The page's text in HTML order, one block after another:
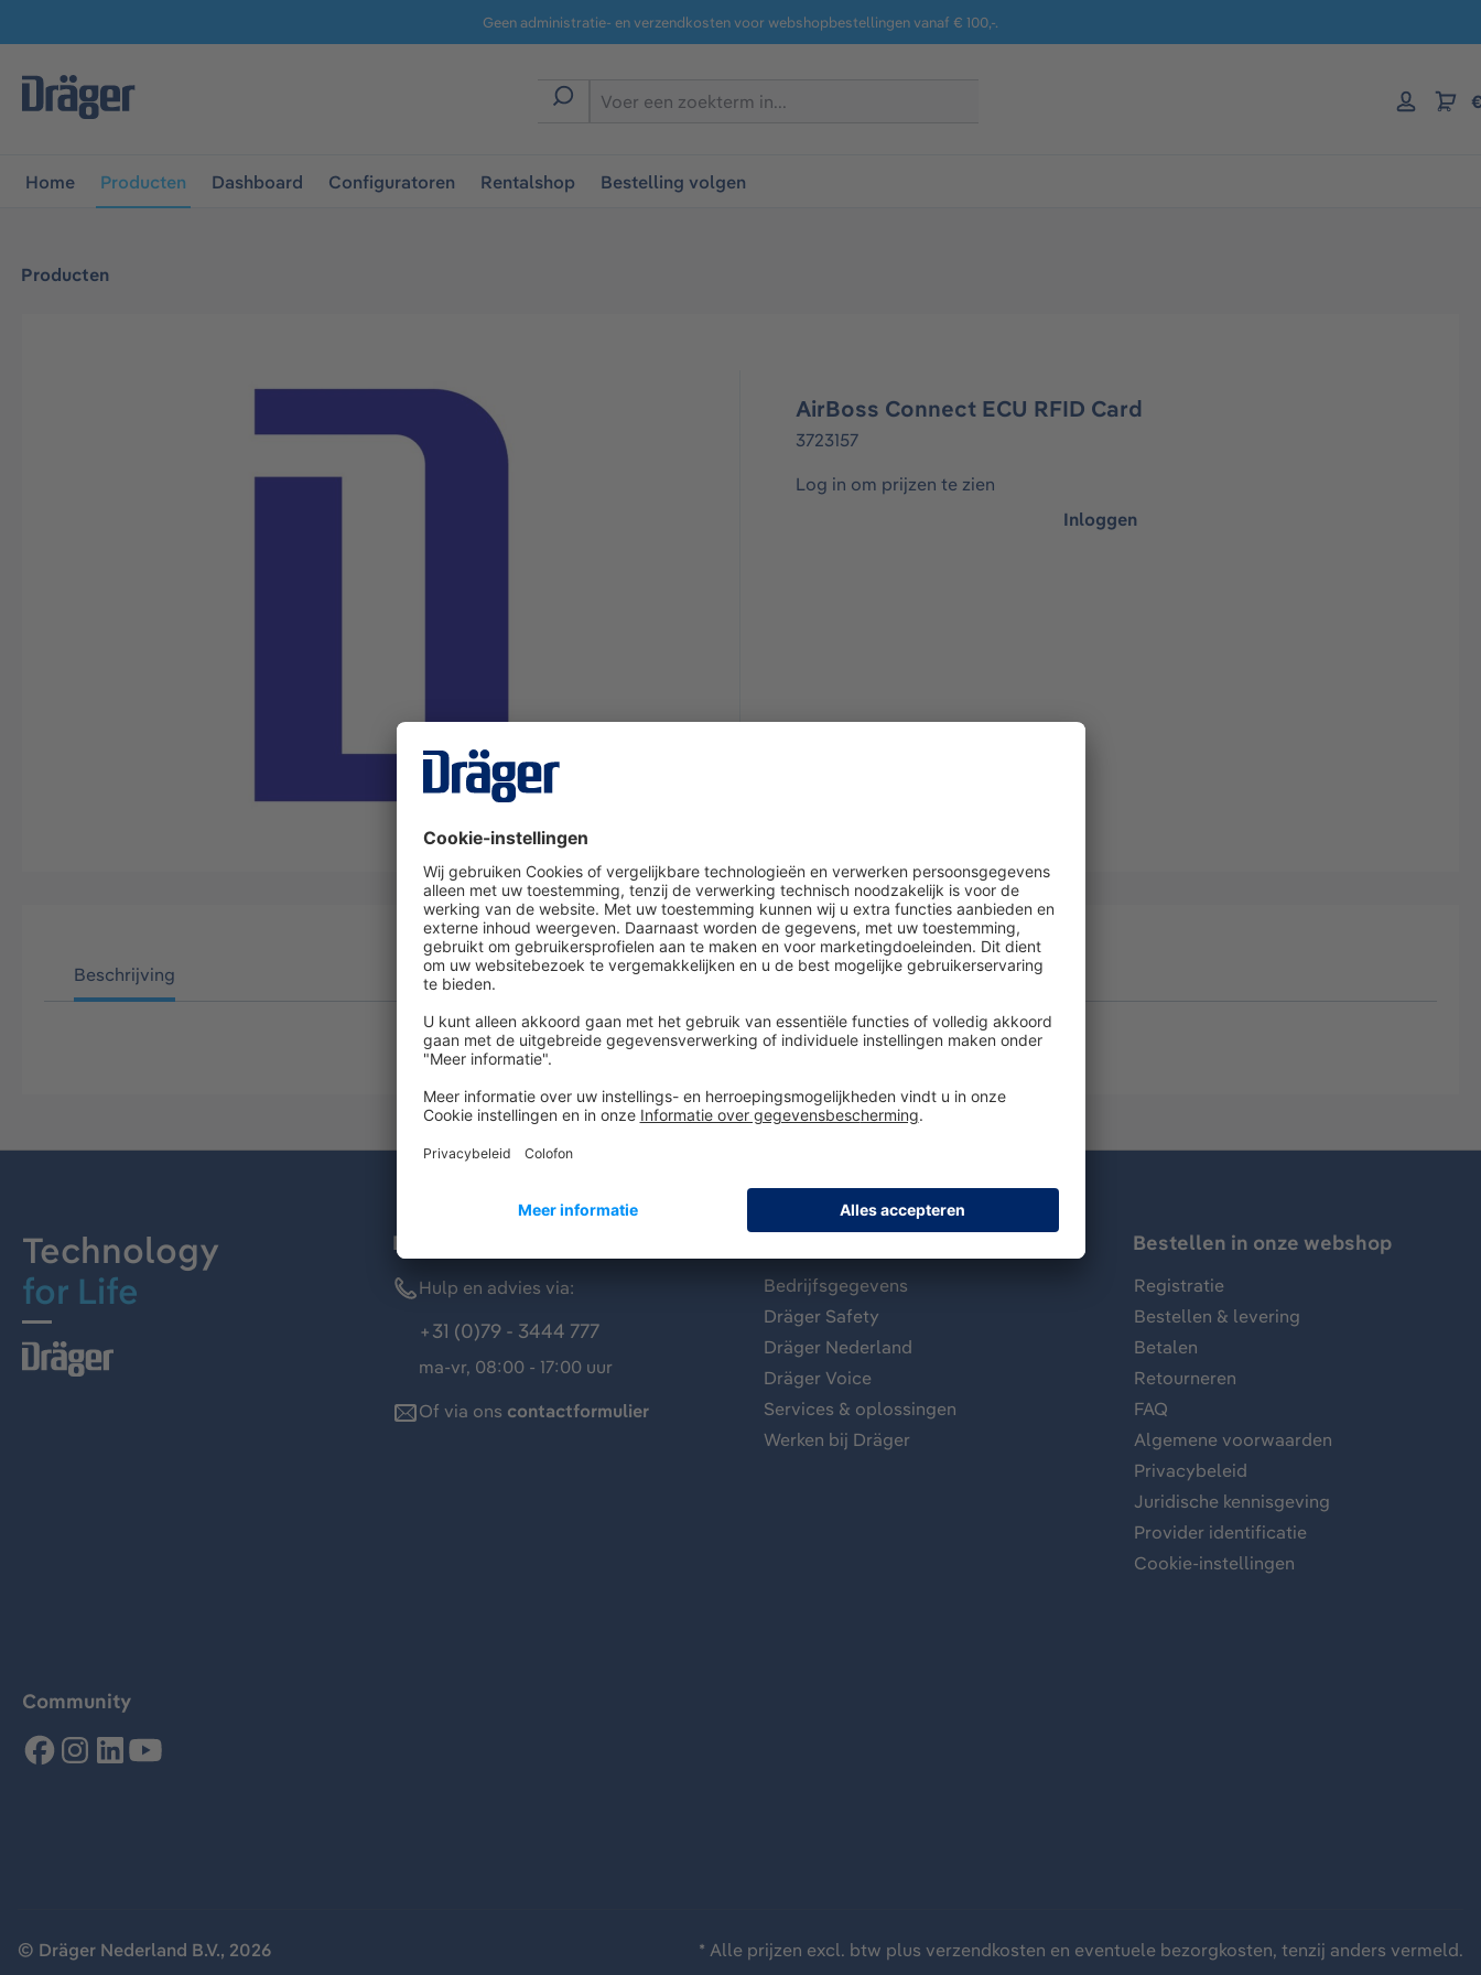
Ga naar navigatie B2B-platformGeen administratie- en verzendkosten voor webshopbestellingen vanaf € 100,-.
Home Producten Dashboard Configuratoren Rentalshop Bestelling volgen
Producten
AirBoss Connect ECU RFID Card
3723157
Log in om prijzen te zien
Inloggen
Beschrijving
Technology
for Life
Dräger klantenservice
Hulp en advies via:
+31 (0)79 - 3444 777
ma-vr, 08:00 - 17:00 uur
Of via ons contactformulier
Bedrijfsgegevens
Dräger Safety
Dräger Nederland
Dräger Voice
Services & oplossingen
Werken bij Dräger
Bestellen in onze webshop
Registratie
Bestellen & levering
Betalen
Retourneren
FAQ
Algemene voorwaarden
Privacybeleid
Juridische kennisgeving
Provider identificatie
Cookie-instellingen
Community
© Dräger Nederland B.V., 2026 * Alle prijzen excl. btw plus verzendkosten en eventuele bezorgkosten, tenzij anders vermeld.